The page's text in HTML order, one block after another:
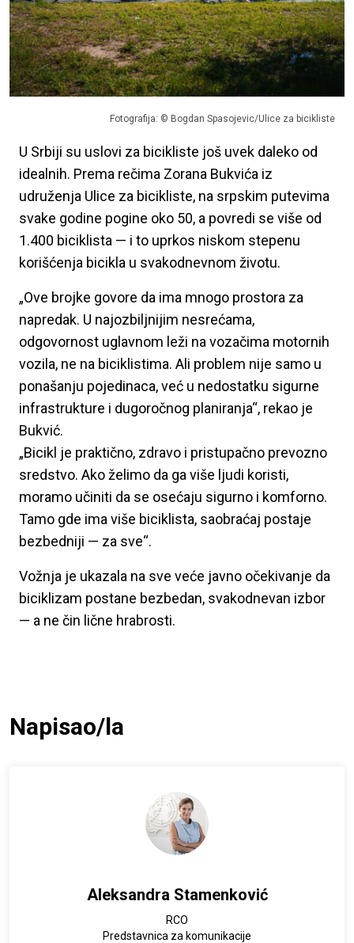
Fotografija: © Bogdan Spasojevic/Ulice za bicikliste
U Srbiji su uslovi za bicikliste još uvek daleko od
idealnih. Prema rečima Zorana Bukvića iz
udruženja Ulice za bicikliste, na srpskim putevima
svake godine pogine oko 50, a povredi se više od
1.400 biciklista — i to uprkos niskom stepenu
korišćenja bicikla u svakodnevnom životu.
„Ove brojke govore da ima mnogo prostora za
napredak. U najozbiljnijim nesrećama,
odgovornost uglavnom leži na vozačima motornih
vozila, ne na biciklistima. Ali problem nije samo u
ponašanju pojedinaca, već u nedostatku sigurne
infrastrukture i dugoročnog planiranja“, rekao je
Bukvić.
„Bicikl je praktično, zdravo i pristupačno prevozno
sredstvo. Ako želimo da ga više ljudi koristi,
moramo učiniti da se osećaju sigurno i komforno.
Tamo gde ima više biciklista, saobraćaj postaje
bezbedniji — za sve“.
Vožnja je ukazala na sve veće javno očekivanje da
biciklizam postane bezbedan, svakodnevan izbor
— a ne čin lične hrabrosti.
Napisao/la
Aleksandra Stamenković
RCO
Predstavnica za komunikacije